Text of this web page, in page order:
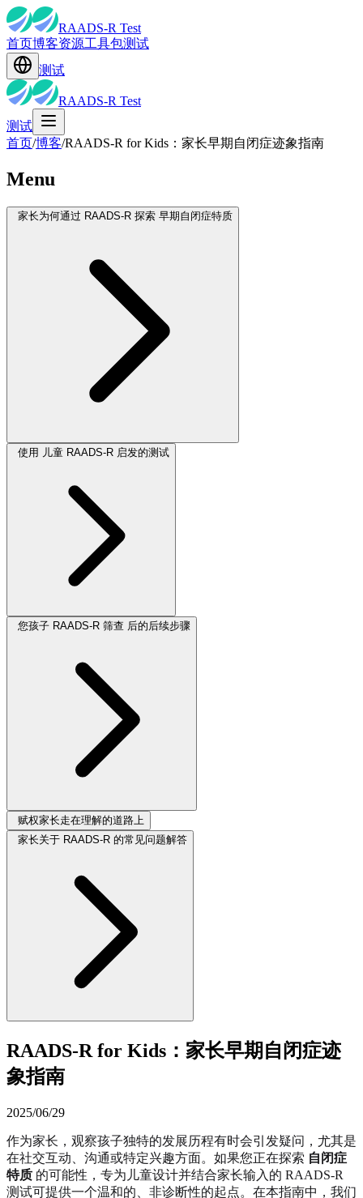
RAADS-R Test
首页博客资源工具包测试
测试
RAADS-R Test
测试
首页/博客/RAADS-R for Kids：家长早期自闭症迹象指南
Menu
家长为何通过 RAADS-R 探索 早期自闭症特质
使用 儿童 RAADS-R 启发的测试
您孩子 RAADS-R 筛查 后的后续步骤
赋权家长走在理解的道路上
家长关于 RAADS-R 的常见问题解答
RAADS-R for Kids：家长早期自闭症迹
象指南
2025/06/29
作为家长，观察孩子独特的发展历程有时会引发疑问，尤其是
在社交互动、沟通或特定兴趣方面。如果您正在探索 自闭症
特质 的可能性，专为儿童设计并结合家长输入的 RAADS-R
测试可提供一个温和的、非诊断性的起点。在本指南中，我们